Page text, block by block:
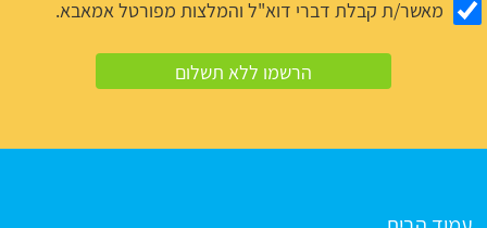
מאשר/ת קבלת דברי דוא"ל והמלצות מפורטל אמאבא.